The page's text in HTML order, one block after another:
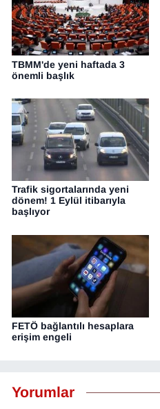
TBMM'de yeni haftada 3
önemli başlık
Trafik sigortalarında yeni
dönem! 1 Eylül itibarıyla
başlıyor
FETÖ bağlantılı hesaplara
erişim engeli
Yorumlar